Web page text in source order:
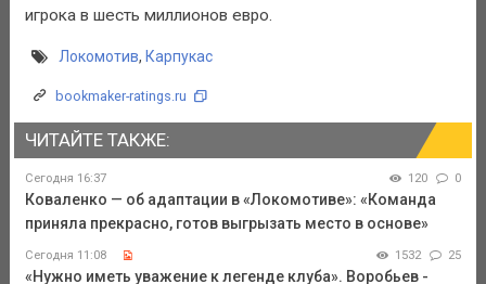
игрока в шесть миллионов евро.
Локомотив, Карпукас
bookmaker-ratings.ru
ЧИТАЙТЕ ТАКЖЕ:
Сегодня 16:37 120 0
Коваленко — об адаптации в «Локомотиве»: «Команда
приняла прекрасно, готов выгрызать место в основе»
Сегодня 11:08 1532 25
«Нужно иметь уважение к легенде клуба». Воробьев -